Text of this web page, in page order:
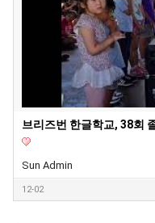
Sun Admin
12-02